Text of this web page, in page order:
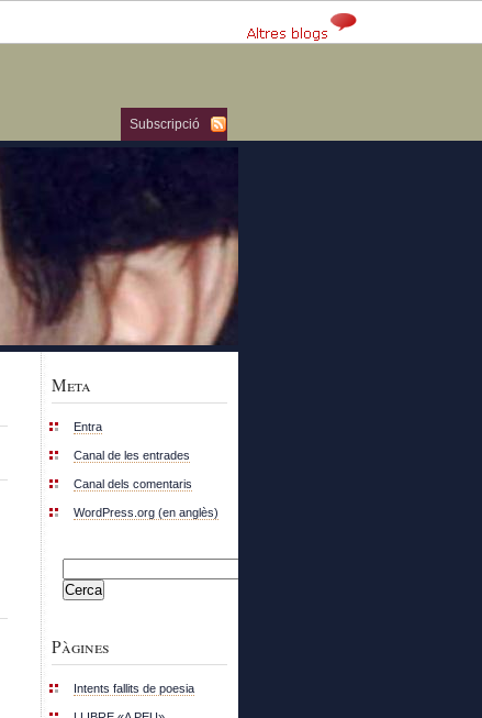
Subscripció
Meta
Entra
Canal de les entrades
Canal dels comentaris
WordPress.org (en anglès)
Pàgines
Intents fallits de poesia